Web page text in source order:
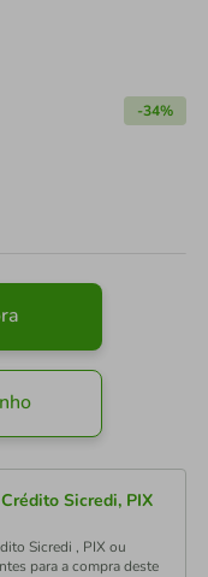
-34%
Sicredi, PIX
Sicredi , PIX ou
para a compra deste